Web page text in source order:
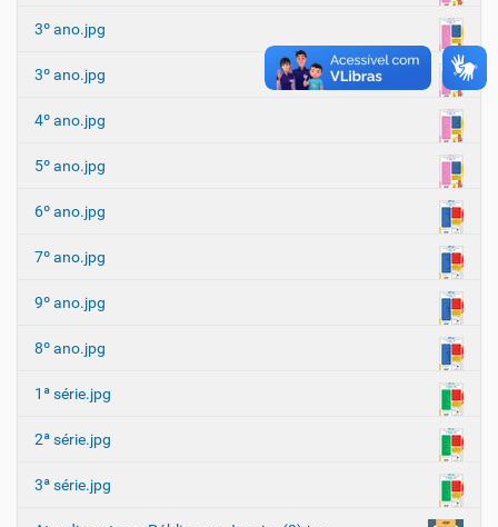
3º ano.jpg
3º ano.jpg
4º ano.jpg
5º ano.jpg
6º ano.jpg
7º ano.jpg
9º ano.jpg
8º ano.jpg
1ª série.jpg
2ª série.jpg
3ª série.jpg